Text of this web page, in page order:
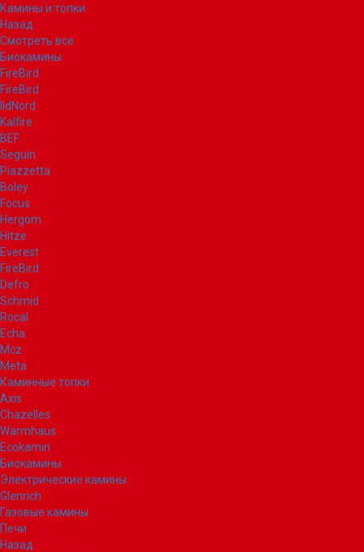
Камины и топки
Назад
Смотреть все
Биокамины
FireBird
FireBird
IldNord
Kalfire
BEF
Seguin
Piazzetta
Boley
Focus
Hergom
Hitze
Everest
FireBird
Defro
Schmid
Rocal
Echa
Mcz
Meta
Каминные топки
Axis
Chazelles
Warmhaus
Ecokamin
Биокамины
Электрические камины
Glenrich
Газовые камины
Печи
Назад